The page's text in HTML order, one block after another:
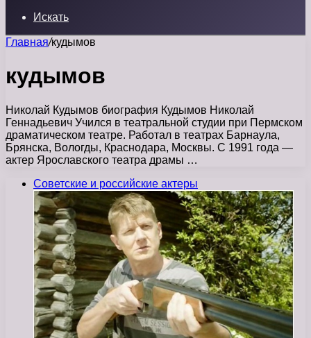
Искать
Главная/кудымов
кудымов
Николай Кудымов биография Кудымов Николай
Геннадьевич Учился в театральной студии при Пермском
драматическом театре. Работал в театрах Барнаула,
Брянска, Вологды, Краснодара, Москвы. С 1991 года —
актер Ярославского театра драмы …
Советские и российские актеры